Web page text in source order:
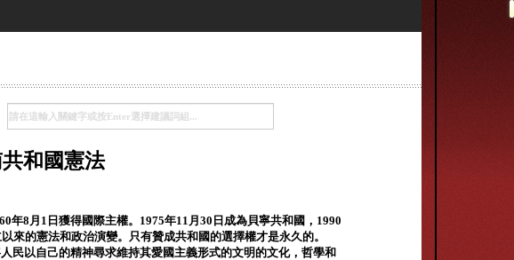
共和國憲法
年8月1日獲得國際主權。1975年11月30日成為貝寧共和國，1990
來的憲法和政治演變。只有贊成共和國的選擇權才是永久的。
民以自己的精神尋求維持其愛國主義形式的文明的文化，哲學和